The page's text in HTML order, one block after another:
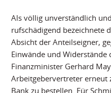
Als völlig unverständlich
rufschädigend bezeichnete
Absicht der Anteilseigner,
Einwände und Widerstände
Finanzminister Gerhard
Arbeitgebervertreter erneut
Bank zu bestellen. Für